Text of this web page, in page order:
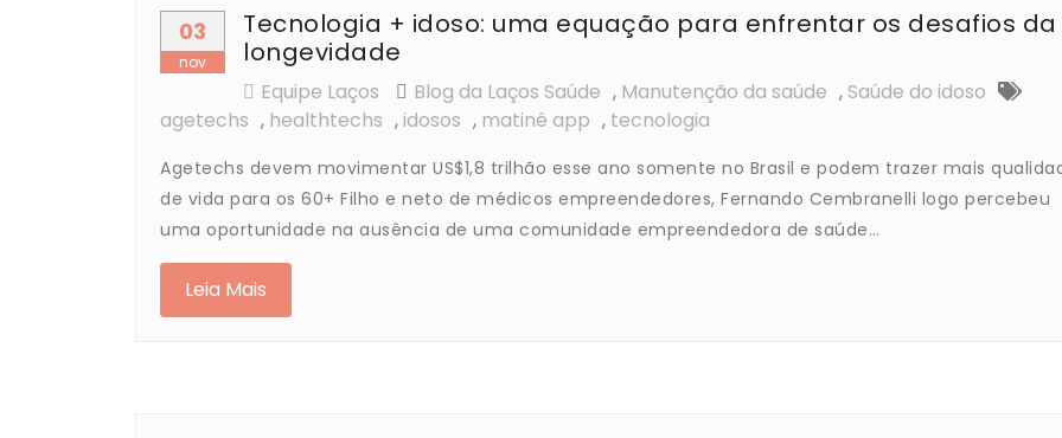
03
nov
Tecnologia + idoso: uma equação para enfrentar os desafios da
longevidade
Equipe Laços Blog da Laços Saúde , Manutenção da saúde , Saúde do idoso
agetechs , healthtechs ,idosos , matinê app , tecnologia
Agetechs devem movimentar US$1,8 trilhão esse ano somente no Brasil e podem trazer mais
de vida para os 60+ Filho e neto de médicos empreendedores, Fernando Cembranelli logo percebeu
uma oportunidade na ausência de uma comunidade empreendedora de saúde…
Leia Mais